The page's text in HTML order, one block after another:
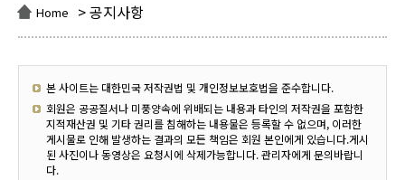
Home > 공지사항
본 사이트는 대한민국 저작권법 및 개인정보보호법을 준수합니다.
회원은 공공질서나 미풍양속에 위배되는 내용과 타인의 저작권을 포함한
지적재산권 및 기타 권리를 침해하는 내용물은 등록할 수 없으며, 이러한
게시물로 인해 발생하는 결과의 모든 책임은 회원 본인에게 있습니다.게시
된 사진이나 동영상은 요청시에 삭제가능합니다. 관리자에게 문의바랍니
다.